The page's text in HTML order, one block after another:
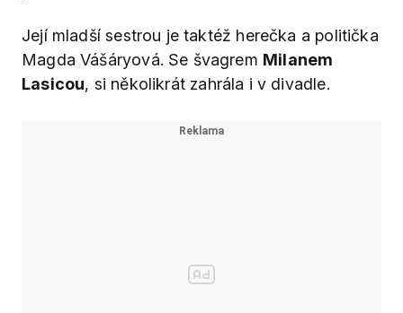
Její mladší sestrou je taktéž herečka a politička
Magda Vášáryová. Se švagrem Milanem
Lasicou, si několikrát zahrála i v divadle.